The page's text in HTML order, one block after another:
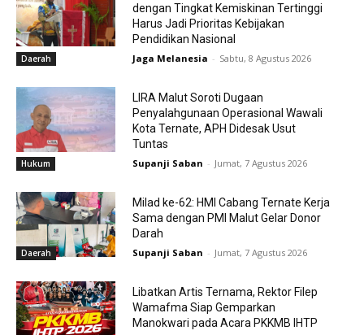
Daerah
dengan Tingkat Kemiskinan Tertinggi
Harus Jadi Prioritas Kebijakan
Pendidikan Nasional
Jaga Melanesia - Sabtu, 8 Agustus 2026
Hukum
LIRA Malut Soroti Dugaan
Penyalahgunaan Operasional Wawali
Kota Ternate, APH Didesak Usut
Tuntas
Supanji Saban - Jumat, 7 Agustus 2026
Daerah
Milad ke-62: HMI Cabang Ternate Kerja
Sama dengan PMI Malut Gelar Donor
Darah
Supanji Saban - Jumat, 7 Agustus 2026
Libatkan Artis Ternama, Rektor Filep
Wamafma Siap Gemparkan
Manokwari pada Acara PKKMB IHTP